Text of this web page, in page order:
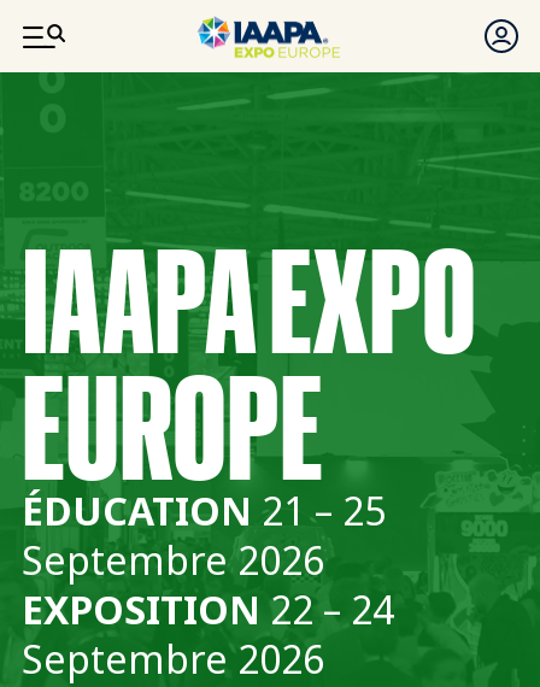
ALLER AU CONTENU PRINCIPAL
IAAPA EXPO
EUROPE
ÉDUCATION 21 – 25
Septembre 2026
EXPOSITION 22 – 24
Septembre 2026